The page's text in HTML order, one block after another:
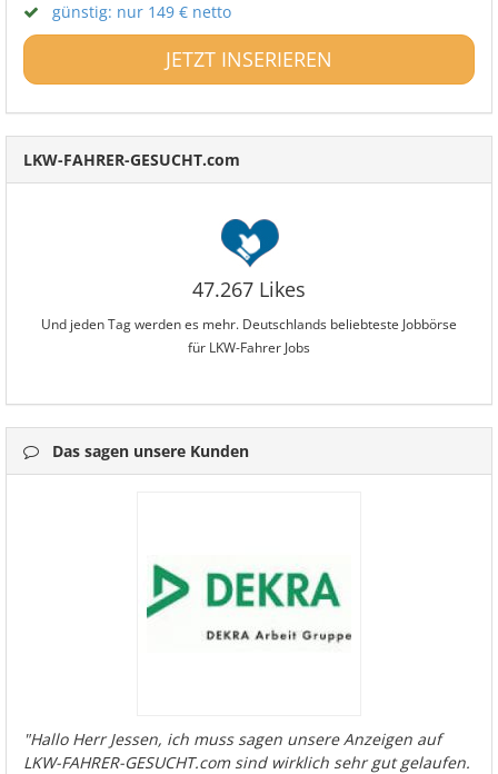
günstig: nur 149 € netto
JETZT INSERIEREN
LKW-FAHRER-GESUCHT.com
47.267 Likes
Und jeden Tag werden es mehr. Deutschlands beliebteste Jobbörse
für LKW-Fahrer Jobs
Das sagen unsere Kunden
"Hallo Herr Jessen, ich muss sagen unsere Anzeigen auf
LKW-FAHRER-GESUCHT.com sind wirklich sehr gut gelaufen.